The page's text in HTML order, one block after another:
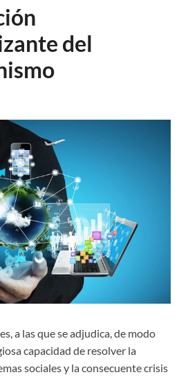
del
a las que se adjudica, de modo
capacidad de resolver la
sociales y la consecuente crisis